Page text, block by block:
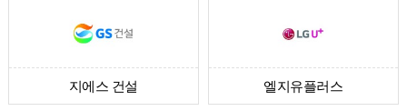
지에스 건설 엘지유플러스